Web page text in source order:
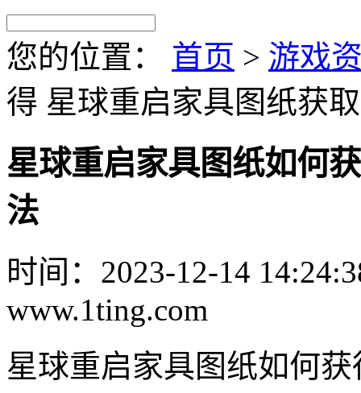
您的位置： 首页 > 游戏
得 星球重启家具图纸获
星球重启家具图纸如何
法
时间：2023-12-14
www.1ting.com
星球重启家具图纸如何